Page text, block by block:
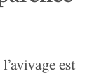
est